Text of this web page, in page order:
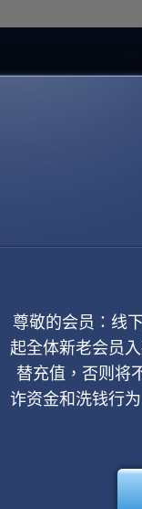
尊敬的会员：线
起全体新老会员
替充值，否则将
诈资金和洗钱行